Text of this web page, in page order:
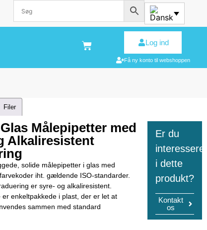
Log ind
Få ny konto til webshoppen
Filer
Målepipetter med
Alkaliresistent
solide målepipetter i glas med
iht. gældende ISO-standarder.
er syre- og alkaliresistent.
er enkeltpakkede i plast, der er let at
sammen med standard
Er du
interesseret
i dette
produkt?
Kontakt
os